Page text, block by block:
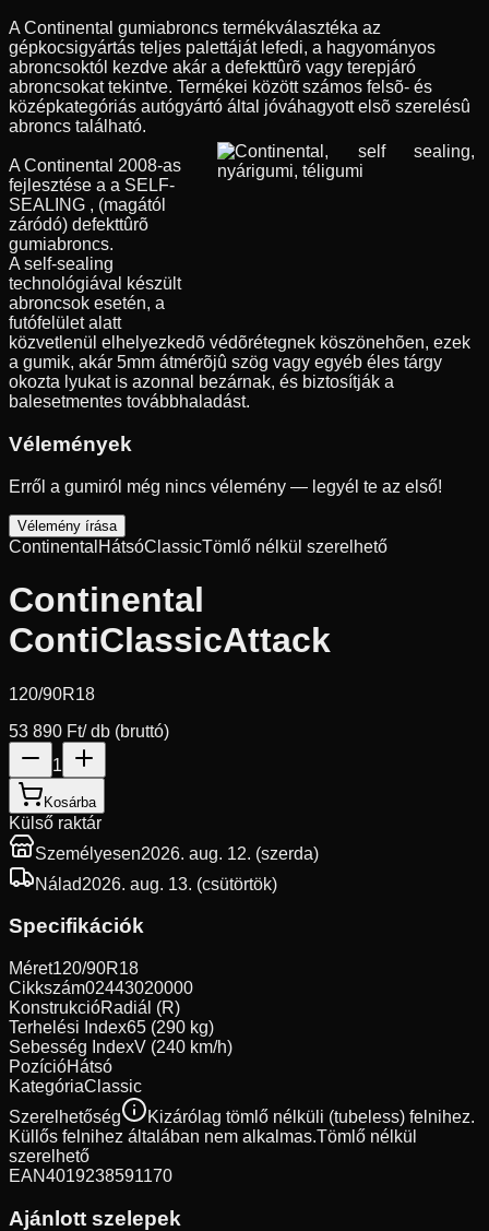
A Continental gumiabroncs termékválasztéka az
gépkocsigyártás teljes palettáját lefedi, a hagyományos
abroncsoktól kezdve akár a defekttûrõ vagy terepjáró
abroncsokat tekintve. Termékei között számos felsõ- és
középkategóriás autógyártó által jóváhagyott elsõ szerelésû
abroncs található.
A Continental 2008-as
fejlesztése a a SELF-
SEALING , (magától
záródó) defekttûrõ
gumiabroncs.
A self-sealing
technológiával készült
abroncsok esetén, a
futófelület alatt
közvetlenül elhelyezkedõ védõrétegnek köszönehõen, ezek
a gumik, akár 5mm átmérõjû szög vagy egyéb éles tárgy
okozta lyukat is azonnal bezárnak, és biztosítják a
balesetmentes továbbhaladást.
Vélemények
Erről a gumiról még nincs vélemény — legyél te az első!
Vélemény írása
Continental HátsóClassicTömlő nélkül szerelhető
Continental
ContiClassicAttack
120/90R18
53 890 Ft/ db (bruttó)
1
Kosárba
Külső raktár
Személyesen2026. aug. 12. (szerda)
Nálad2026. aug. 13. (csütörtök)
Specifikációk
Méret120/90R18
Cikkszám02443020000
KonstrukcióRadiál (R)
Terhelési Index65 (290 kg)
Sebesség IndexV (240 km/h)
PozícióHátsó
KategóriaClassic
Szerelhetőség
Kizárólag tömlő nélküli (tubeless) felnihez.
Küllős felnihez általában nem alkalmas.Tömlő nélkül
szerelhető
EAN4019238591170
Ajánlott szelepek